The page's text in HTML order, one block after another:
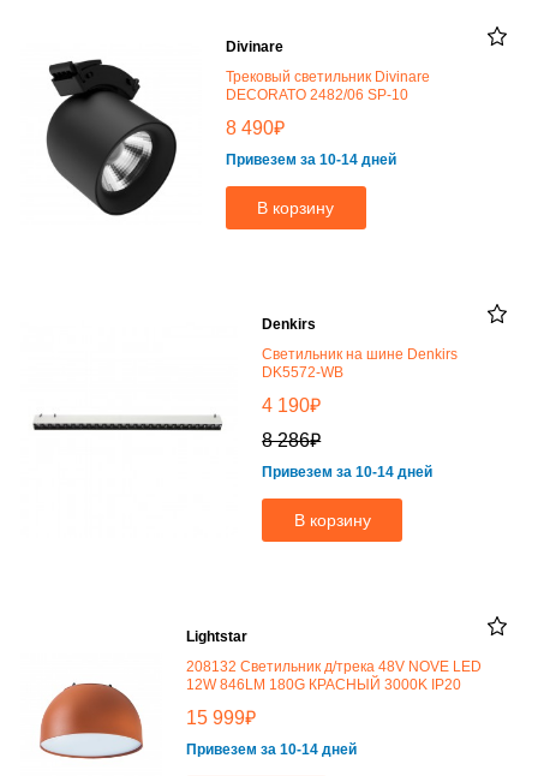
Divinare
Трековый светильник Divinare
DECORATO 2482/06 SP-10
8 490₽
Привезем за 10-14 дней
В корзину
Denkirs
Светильник на шине Denkirs
DK5572-WB
4 190₽
8 286₽
Привезем за 10-14 дней
В корзину
Lightstar
208132 Светильник д/трека 48V NOVE LED
12W 846LM 180G КРАСНЫЙ 3000K IP20
15 999₽
Привезем за 10-14 дней